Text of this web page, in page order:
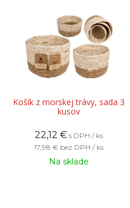
Košík z morskej trávy, sada 3
kusov
22,12 € s DPH / ks
17,98 € bez DPH / ks
Na sklade